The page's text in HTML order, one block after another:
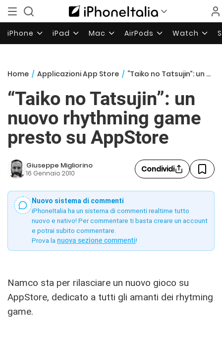
iPhone iPad Mac AirPods Watch
Home / Applicazioni App Store / “Taiko no Tatsujin”: un nuovo rhythming game presto su AppStore
“Taiko no Tatsujin”: un
nuovo rhythming game
presto su AppStore
Giuseppe Migliorino
16 Gennaio 2010 Condividi
Nuovo sistema di commenti
iPhoneItalia ha un sistema di commenti realtime tutto
nuovo e nativo! Per commentare ti basta creare un account
e potrai subito commentare.
Prova la nuova sezione commenti!
Namco sta per rilasciare un nuovo gioco su
AppStore, dedicato a tutti gli amanti dei rhytming
game.